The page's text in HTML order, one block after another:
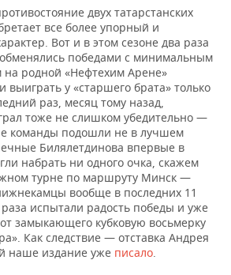
двух татарстанских
все более упорный и
Вот и в этом сезоне два раза
победами с минимальным
родной «Нефтехим Арене»
у «старшего брата» только
раз, месяц тому назад,
тоже не слишком убедительно —
команды подошли не в лучшем
Билялетдинова впервые в
набрать ни одного очка, скажем
турне по маршруту Минск —
вообще в последних 11
испытали радость победы и уже
замыкающего кубковую восьмерку
Как следствие — отставка Андрея
наше издание уже писало.